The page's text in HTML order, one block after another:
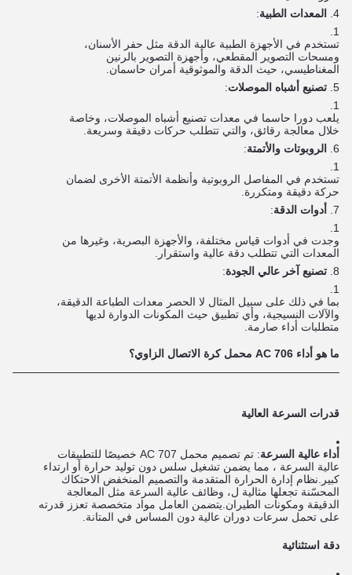
المعدات الطبية:
تستخدم في الأجهزة الطبية عالية الدقة مثل حفر الأسنان،
ومسحات التصوير المقطعي، وأجهزة التصوير بالرنين
المغناطيسي، حيث الدقة والموثوقية أمران حاسمان.
تصنيع أشباه الموصلات:
يلعب دورا حاسما في معدات تصنيع أشباه الموصلات، وخاصة
خلال معالجة رقائق، والتي تتطلب حركات دقيقة وسريعة.
الروبوتات والأتمتة:
تستخدم في المفاصل الروبوتية وأنظمة الأتمتة الأخرى لضمان
حركة دقيقة ومتكررة.
أدوات الدقة:
وجدت في أدوات قياس مختلفة، والأجهزة البصرية، وغيرها من
المعدات التي تتطلب دقة عالية واستقرار.
تصنيع آخر عالي الجودة:
بما في ذلك على سبيل المثال لا الحصر معدات الطباعة الدقيقة،
والآلات النسيجية، وأي تطبيق حيث المكونات الدوارة لديها
متطلبات أداء صارمة.
ما هو أداء 706 AC محمل كرة الاتصال الزاوي؟
قدرات السرعة العالية
أداء عالية السرعة
: تم تصميم محمل 707 AC خصيصًا للتطبيقات
عالية السرعة ، مما يضمن تشغيل سلس دون توليد حرارة أو ارتداء
كبير.نظام إدارة الحرارة المتقدمة والتصميم المنخفض الاحتكاك
المحسّنة تجعلها مثالية ل، وظائف عالية السرعة مثل المعالجة
الدقيقة ومكونات الطيران.يتضمن العامل مواد متخصصة تعزز قدرته
على تحمل سرعات دوران عالية دون المساس في المتانة.
دقة استثنائية